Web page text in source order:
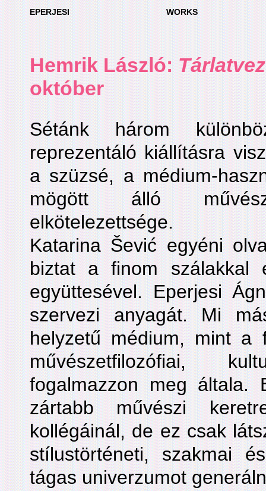
EPERJESI WORKS
Hemrik László:
október
Sétánk három
reprezentáló kiállításra
a szüzsé, a médium-
mögött álló
elkötelezettsége.
Katarina Šević egyéni
biztat a finom szálakkal
együttesével. Eperjesi
szervezi anyagát. Mi
helyzetű médium, mint a
művészetfilozófiai,
fogalmazzon meg általa.
zártabb művészi
kollégáinál, de ez csak
stílustörténeti, szakmai
tágas univerzumot